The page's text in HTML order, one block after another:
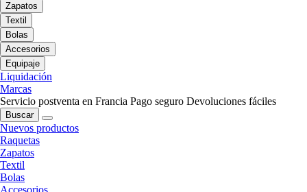
Zapatos
Textil
Bolas
Accesorios
Equipaje
Liquidación
Marcas
Servicio postventa en Francia Pago seguro Devoluciones fáciles
Buscar
Nuevos productos
Raquetas
Zapatos
Textil
Bolas